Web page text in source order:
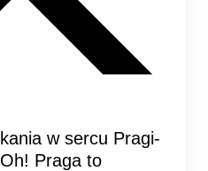
w sercu Pragi-
Praga to